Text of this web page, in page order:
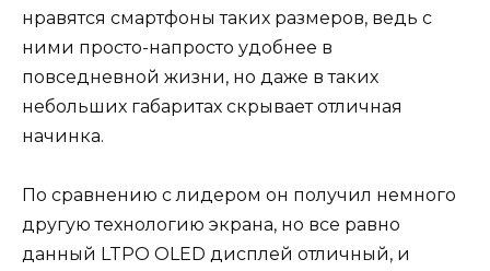
нравятся смартфоны таких размеров, ведь с
ними просто-напросто удобнее в
повседневной жизни, но даже в таких
небольших габаритах скрывает отличная
начинка.
По сравнению с лидером он получил немного
другую технологию экрана, но все равно
данный LTPO OLED дисплей отличный, и